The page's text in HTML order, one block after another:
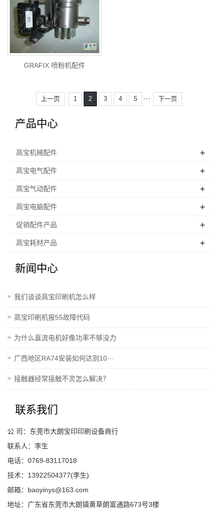
GRAFIX 喷粉机配件
上一页 1 2 3 4 5 ··· 下一页
产品中心
高宝机械配件 +
高宝电气配件 +
高宝气动配件 +
高宝电脑配件 +
促销配件产品 +
高宝耗材产品 +
新闻中心
我们谈谈高宝印刷机怎么样
高宝印刷机报55故障代码
为什么直流电机好像功率不够没力
广西地区RA74安装如何达到10···
接触器经常接触不灵怎么解决？
联系我们
公 司：东莞市大朗宝印印刷设备商行
联系人：李生
电话：0769-83117018
技术：13922504377(李生)
邮箱：baoyinys@163.com
地址：广东省东莞市大朗镇黄草朗富通路673号3楼